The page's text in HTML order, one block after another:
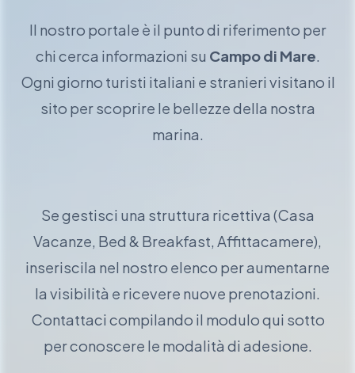
Il nostro portale è il punto di riferimento per
chi cerca informazioni su Campo di Mare.
Ogni giorno turisti italiani e stranieri visitano il
sito per scoprire le bellezze della nostra
marina.
Se gestisci una struttura ricettiva (Casa
Vacanze, Bed & Breakfast, Affittacamere),
inseriscila nel nostro elenco per aumentarne
la visibilità e ricevere nuove prenotazioni.
Contattaci compilando il modulo qui sotto
per conoscere le modalità di adesione.